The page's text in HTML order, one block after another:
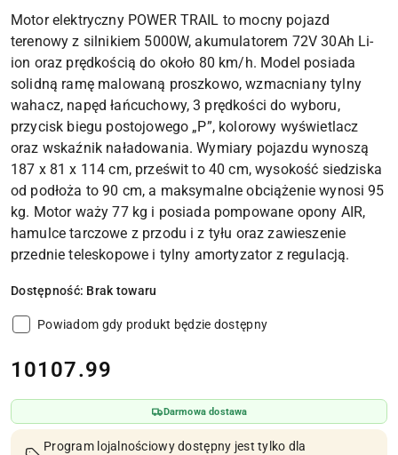
Motor elektryczny POWER TRAIL to mocny pojazd
terenowy z silnikiem 5000W, akumulatorem 72V 30Ah Li-
ion oraz prędkością do około 80 km/h. Model posiada
solidną ramę malowaną proszkowo, wzmacniany tylny
wahacz, napęd łańcuchowy, 3 prędkości do wyboru,
przycisk biegu postojowego „P”, kolorowy wyświetlacz
oraz wskaźnik naładowania. Wymiary pojazdu wynoszą
187 x 81 x 114 cm, prześwit to 40 cm, wysokość siedziska
od podłoża to 90 cm, a maksymalne obciążenie wynosi 95
kg. Motor waży 77 kg i posiada pompowane opony AIR,
hamulce tarczowe z przodu i z tyłu oraz zawieszenie
przednie teleskopowe i tylny amortyzator z regulacją.
Dostępność: Brak towaru
Powiadom gdy produkt będzie dostępny
cena:
10107.99
Darmowa dostawa
Program lojalnościowy dostępny jest tylko dla